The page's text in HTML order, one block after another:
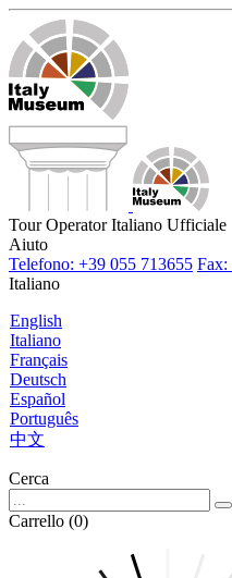
Tour Operator Italiano Ufficiale
Aiuto
Telefono: +39 055 713655 Fax:
Italiano
English
Italiano
Français
Deutsch
Español
Português
中文
Cerca
Carrello (0)